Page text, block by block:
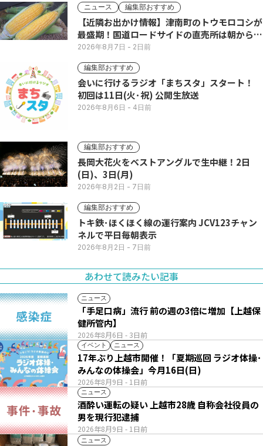
ニュース 編集部おすすめ
【近隣お出かけ情報】津南町のトウモロコシが
最盛期！国道ロードサイドの直売所は朝から長
い列
2026年8月7日 - 2日前
編集部おすすめ
会いに行けるラジオ「まちスタ」スタート！
初回は11日(火･祝) 公開生放送
2026年8月6日 - 4日前
編集部おすすめ
長岡大花火をベストアングルで生中継！2日
(日)、3日(月)
2026年8月2日 - 7日前
編集部おすすめ
トキ鉄･ほくほく線の運行案内 JCV123チャン
ネルで平日毎朝表示
2026年8月2日 - 7日前
あわせて読みたい記事
ニュース
2026年8月6日 - 3日前
「手足口病」流行 前の週の3倍に増加【上越保
健所管内】
イベント ニュース
2026年8月9日 - 1日前
17年ぶり上越市開催！「夏期巡回 ラジオ体操･
みんなの体操会」今月16日(日)
ニュース
2026年8月9日 - 1日前
酒酔い運転の疑い 上越市28歳 自称会社役員の
男を現行犯逮捕
ニュース